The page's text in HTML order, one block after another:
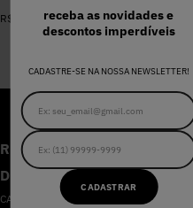
receba as novidades e
descontos imperdíveis
CADASTRE-SE NA NOSSA NEWSLETTER!
CADASTRAR
R$ 00
RECEBA AS NOVIDADES E
DESCONTOS IMPERDÍVEIS
CADASTRE-SE NA NOSSA NEWSLETTER